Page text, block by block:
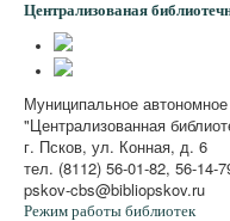
Централизованая
Муниципальное
"Централизованная
г. Псков, ул. Конная, д. 6
тел. (8112) 56-01-82, 56-14-
pskov-cbs@bibliopskov.ru
Режим работы библиотек